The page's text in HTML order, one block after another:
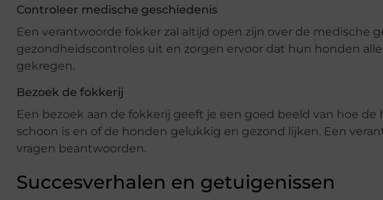
Controleer medische geschiedenis
Een verantwoorde fokker zal altijd open zijn over de medische
gezondheidscontroles uit en zorgen ervoor dat hun honden
gekregen.
Bezoek de fokkerij
Een bezoek aan de fokkerij geeft je een goed beeld van hoe
schoon is en of de honden gelukkig en gezond lijken. Een
vragen beantwoorden.
Succesverhalen en getuigenissen